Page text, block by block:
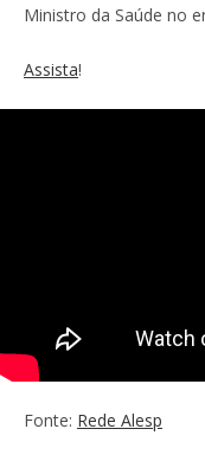
Ministro da Saúde no
Assista!
Fonte: Rede Alesp